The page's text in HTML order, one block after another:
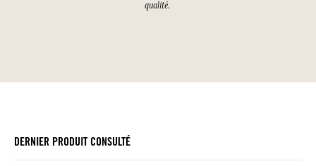
qualité.
DERNIER PRODUIT CONSULTÉ